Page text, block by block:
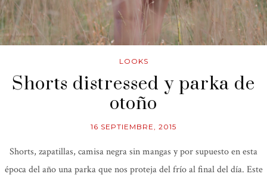
LOOKS
Shorts distressed y parka de
otoño
16 SEPTIEMBRE, 2015
Shorts, zapatillas, camisa negra sin mangas y por supuesto en esta
época del año una parka que nos proteja del frío al final del día. Este